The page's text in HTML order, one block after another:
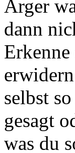
Ärger
dann
selbst
gesagt
was du